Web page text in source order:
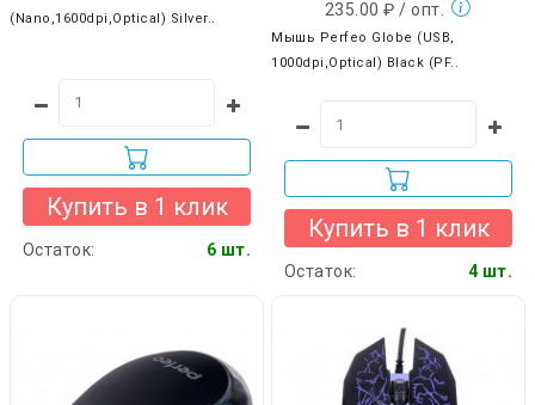
(Nano,1600dpi,Optical) Silver..
Купить в 1 клик
Остаток: 6 шт.
235.00 ₽ / опт.
Мышь Perfeo Globe (USB,
1000dpi,Optical) Black (PF..
Купить в 1 клик
Остаток: 4 шт.